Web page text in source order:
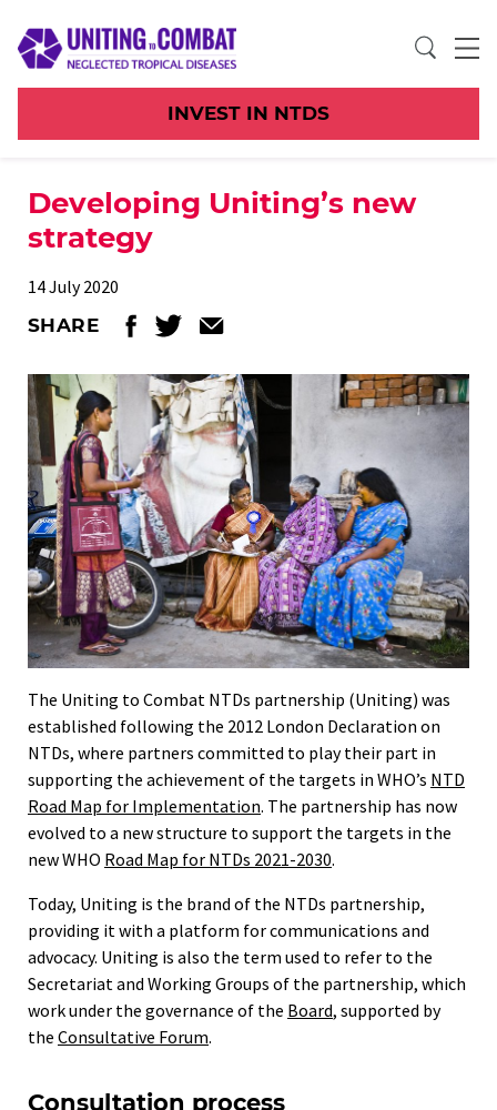
INVEST IN NTDS
Developing Uniting’s new
strategy
14 July 2020
SHARE
The Uniting to Combat NTDs partnership (Uniting) was
established following the 2012 London Declaration on
NTDs, where partners committed to play their part in
supporting the achievement of the targets in WHO’s NTD
Road Map for Implementation. The partnership has now
evolved to a new structure to support the targets in the
new WHO Road Map for NTDs 2021-2030.
Today, Uniting is the brand of the NTDs partnership,
providing it with a platform for communications and
advocacy. Uniting is also the term used to refer to the
Secretariat and Working Groups of the partnership, which
work under the governance of the Board, supported by
the Consultative Forum.
Consultation process